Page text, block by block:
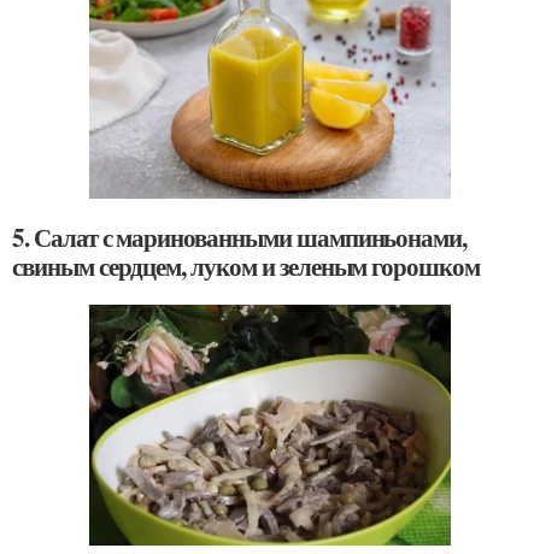
5. Салат с маринованными шампиньонами,
свиным сердцем, луком и зеленым горошком